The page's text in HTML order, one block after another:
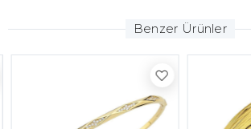
Benzer Ürünler